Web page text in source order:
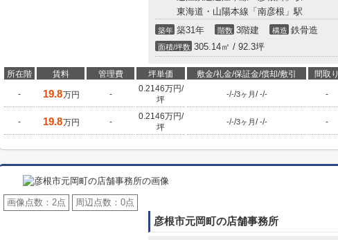
東海道・山陽本線「南彦根」駅
築年 築31年 階数 3階建 構造 鉄骨造
面積/坪数 305.14㎡ / 92.3坪
所在階 賃料 管理費 坪単価 敷金/礼金/保証金/償却/敷引 間取り
- 19.8万円 -
0.2146万円/
坪
-/-/3ヶ月/-/- -
- 19.8万円 -
0.2146万円/
坪
-/-/3ヶ月/-/- -
画像点数： 2点 周辺点数： 0点
彦根市元岡町の店舗事務所